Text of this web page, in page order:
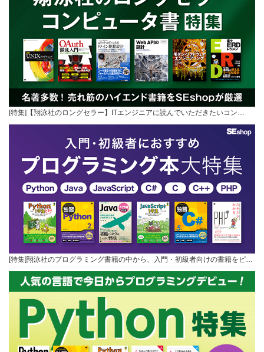
[特集]【翔泳社のロングセラー】ITエンジニアに読んでいただきたいコン…
[特集]翔泳社のプログラミング書籍の中から、入門・初級者向けの書籍をピ…